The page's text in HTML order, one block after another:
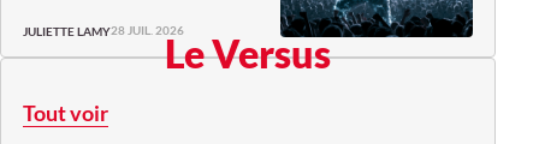
JULIETTE LAMY28 JUIL. 2026Le Versus
Tout voir